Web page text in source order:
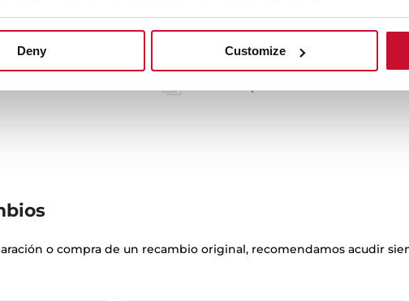
Deny Customize
Imágenes en alta resolución
o compra de un recambio original, recomendamos acudir